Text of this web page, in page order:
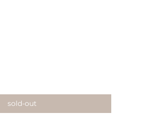
sold-out